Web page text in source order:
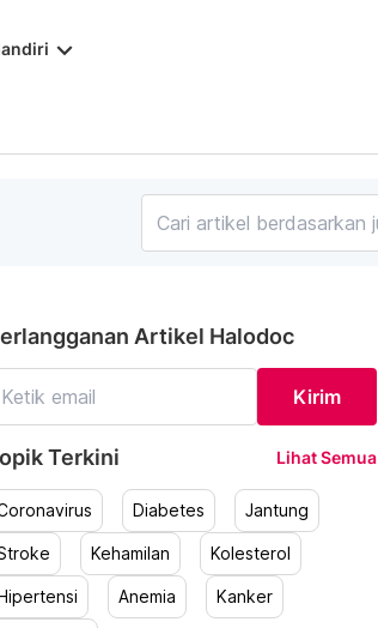
keyboard_arrow_down
Artikel Halodoc
Kirim
Terkini Lihat Semua
Diabetes Jantung
Kehamilan Kolesterol
Anemia Kanker